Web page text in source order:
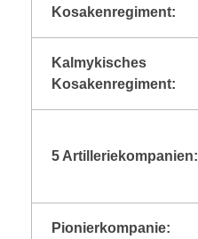
Kosakenregiment:
Kalmykisches
Kosakenregiment:
5 Artilleriekompanien:
Pionierkompanie: